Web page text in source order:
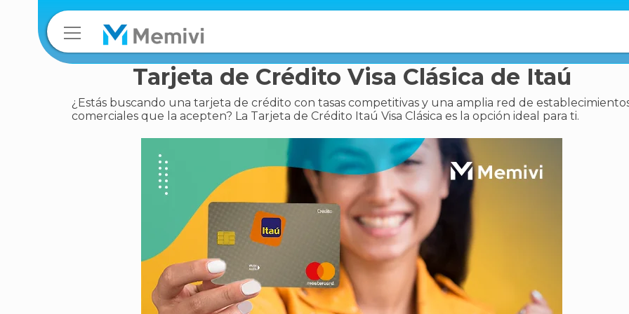
Tarjeta de Crédito Visa Clásica de Itaú
¿Estás buscando una tarjeta de crédito con tasas competitivas y una amplia red de
comerciales que la acepten? La Tarjeta de Crédito Itaú Visa Clásica es la opción ideal para ti.